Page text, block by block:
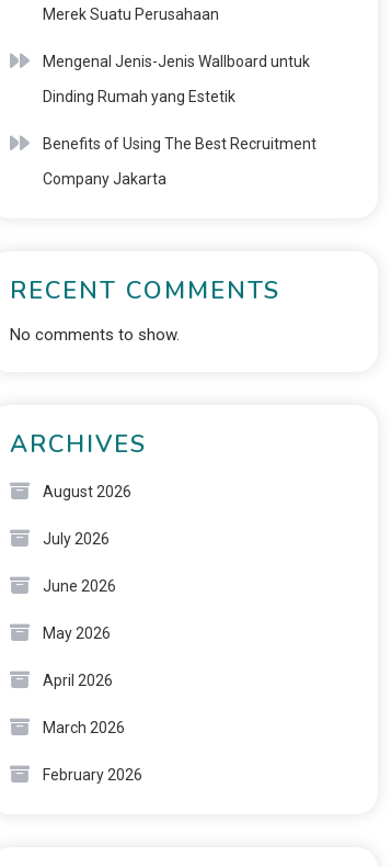
Merek Suatu Perusahaan
Mengenal Jenis-Jenis Wallboard untuk
Dinding Rumah yang Estetik
Benefits of Using The Best Recruitment
Company Jakarta
RECENT COMMENTS
No comments to show.
ARCHIVES
August 2026
July 2026
June 2026
May 2026
April 2026
March 2026
February 2026